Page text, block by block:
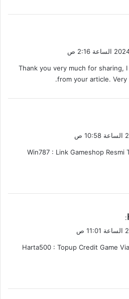
Thank you very much for sharing,
from your article. Very
Win787 : Link Gameshop Resmi
:
Harta500 : Topup Credit Game